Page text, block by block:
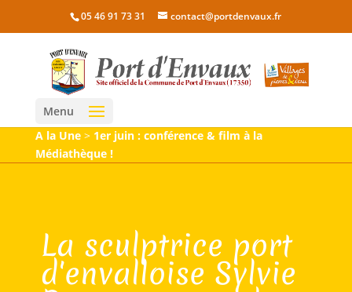
05 46 91 73 31 contact@portdenvaux.fr
Menu
A la Une> 1er juin : conférence & film à la
Médiathèque !
La sculptrice port
d'envalloise Sylvie